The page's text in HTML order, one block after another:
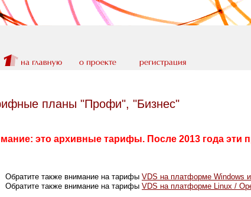
планы "Профи", "Бизнес"
это архивные тарифы. После 2013 года
Обратите также внимание на тарифы VDS на платформе Windows
Обратите также внимание на тарифы VDS на платформе Linux /